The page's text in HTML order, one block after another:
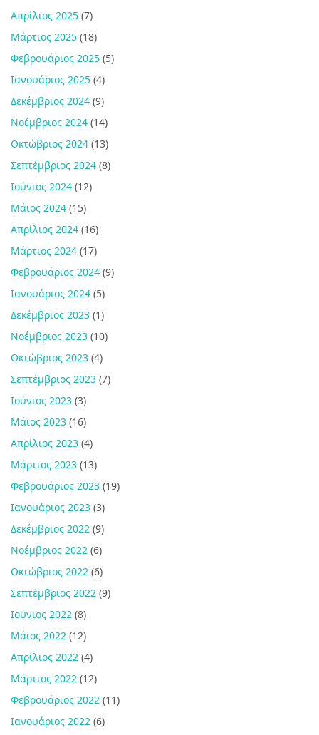
Απρίλιος 2025 (7)
Μάρτιος 2025 (18)
Φεβρουάριος 2025 (5)
Ιανουάριος 2025 (4)
Δεκέμβριος 2024 (9)
Νοέμβριος 2024 (14)
Οκτώβριος 2024 (13)
Σεπτέμβριος 2024 (8)
Ιούνιος 2024 (12)
Μάιος 2024 (15)
Απρίλιος 2024 (16)
Μάρτιος 2024 (17)
Φεβρουάριος 2024 (9)
Ιανουάριος 2024 (5)
Δεκέμβριος 2023 (1)
Νοέμβριος 2023 (10)
Οκτώβριος 2023 (4)
Σεπτέμβριος 2023 (7)
Ιούνιος 2023 (3)
Μάιος 2023 (16)
Απρίλιος 2023 (4)
Μάρτιος 2023 (13)
Φεβρουάριος 2023 (19)
Ιανουάριος 2023 (3)
Δεκέμβριος 2022 (9)
Νοέμβριος 2022 (6)
Οκτώβριος 2022 (6)
Σεπτέμβριος 2022 (9)
Ιούνιος 2022 (8)
Μάιος 2022 (12)
Απρίλιος 2022 (4)
Μάρτιος 2022 (12)
Φεβρουάριος 2022 (11)
Ιανουάριος 2022 (6)